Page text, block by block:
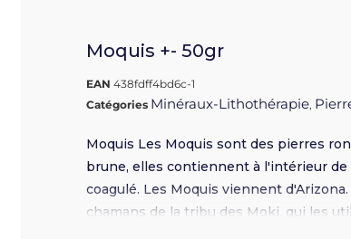
Moquis +- 50gr
EAN438fdff4bd6c-1
Catégories Minéraux-Lithothérapie,
Moquis Les Moquis sont des pierres
brune, elles contiennent à l'intérieur
coagulé. Les Moquis viennent
chamans de la tribu des Moki, qui les